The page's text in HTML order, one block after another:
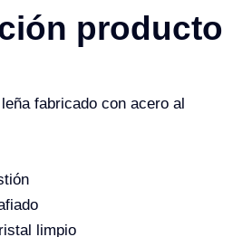
producto
fabricado con acero al
limpio